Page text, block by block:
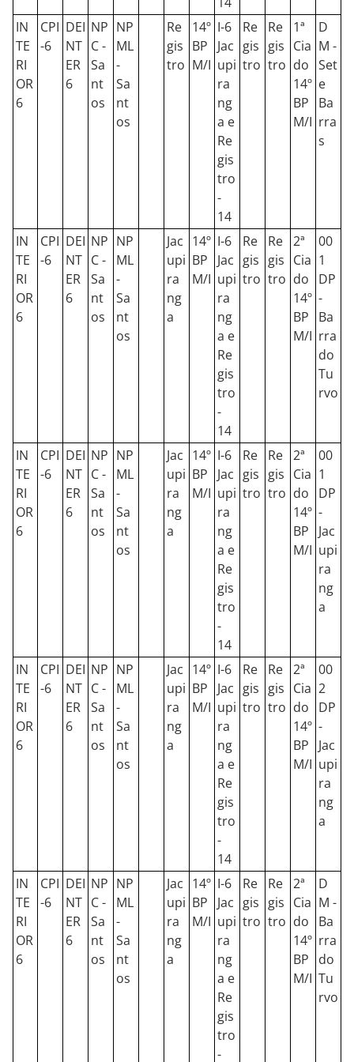
IN
TE
RI
OR
6
CPI
-6
DEI
NT
ER
6
NP
C -
Sa
nt
os
NP
ML
-
Sa
nt
os
Re
gis
tro
14º
BP
M/I
I-6
Jac
upi
ra
ng
a e
Re
gis
tro
-
14
Re
gis
tro
Re
gis
tro
1ª
Cia
do
14º
BP
M/I
D
M -
Set
e
Ba
rra
s
IN
TE
RI
OR
6
CPI
-6
DEI
NT
ER
6
NP
C -
Sa
nt
os
NP
ML
-
Sa
nt
os
Jac
upi
ra
ng
a
14º
BP
M/I
I-6
Jac
upi
ra
ng
a e
Re
gis
tro
-
14
Re
gis
tro
Re
gis
tro
2ª
Cia
do
14º
BP
M/I
00
1
DP
-
Ba
rra
do
Tu
rvo
IN
TE
RI
OR
6
CPI
-6
DEI
NT
ER
6
NP
C -
Sa
nt
os
NP
ML
-
Sa
nt
os
Jac
upi
ra
ng
a
14º
BP
M/I
I-6
Jac
upi
ra
ng
a e
Re
gis
tro
-
14
Re
gis
tro
Re
gis
tro
2ª
Cia
do
14º
BP
M/I
00
1
DP
-
Jac
upi
ra
ng
a
IN
TE
RI
OR
6
CPI
-6
DEI
NT
ER
6
NP
C -
Sa
nt
os
NP
ML
-
Sa
nt
os
Jac
upi
ra
ng
a
14º
BP
M/I
I-6
Jac
upi
ra
ng
a e
Re
gis
tro
-
14
Re
gis
tro
Re
gis
tro
2ª
Cia
do
14º
BP
M/I
00
2
DP
-
Jac
upi
ra
ng
a
IN
TE
RI
OR
6
CPI
-6
DEI
NT
ER
6
NP
C -
Sa
nt
os
NP
ML
-
Sa
nt
os
Jac
upi
ra
ng
a
14º
BP
M/I
I-6
Jac
upi
ra
ng
a e
Re
gis
tro
-
Re
gis
tro
Re
gis
tro
2ª
Cia
do
14º
BP
M/I
D
M -
Ba
rra
do
Tu
rvo